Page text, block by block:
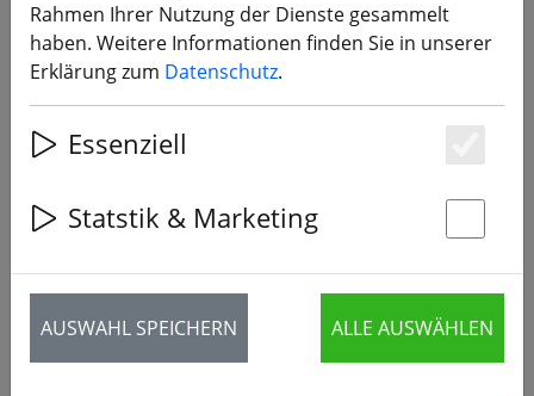
Rahmen Ihrer Nutzung der Dienste gesammelt
haben. Weitere Informationen finden Sie in unserer
Erklärung zum Datenschutz.
Essenziell
Statstik & Marketing
AUSWAHL SPEICHERN ALLE AUSWÄHLEN